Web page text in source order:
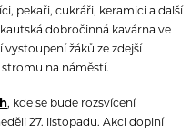
pekaři, cukráři, keramici a další
dobročinná kavárna ve
žáků ze zdejší
na náměstí.
, kde se bude rozsvícení
27. listopadu. Akci doplní